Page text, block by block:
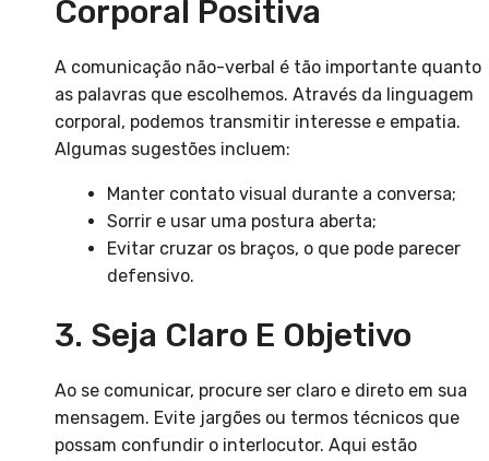
Corporal Positiva
A comunicação não-verbal é tão importante quanto
as palavras que escolhemos. Através da linguagem
corporal, podemos transmitir interesse e empatia.
Algumas sugestões incluem:
Manter contato visual durante a conversa;
Sorrir e usar uma postura aberta;
Evitar cruzar os braços, o que pode parecer
defensivo.
3. Seja Claro E Objetivo
Ao se comunicar, procure ser claro e direto em sua
mensagem. Evite jargões ou termos técnicos que
possam confundir o interlocutor. Aqui estão